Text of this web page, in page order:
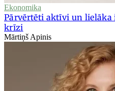
Ekonomika
Pārvērtēti aktīvi un
krīzi
Mārtiņš Apinis